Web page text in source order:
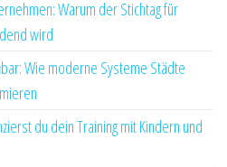
Warum der Stichtag für
wird
Wie moderne Systeme Städte
du dein Training mit Kindern und